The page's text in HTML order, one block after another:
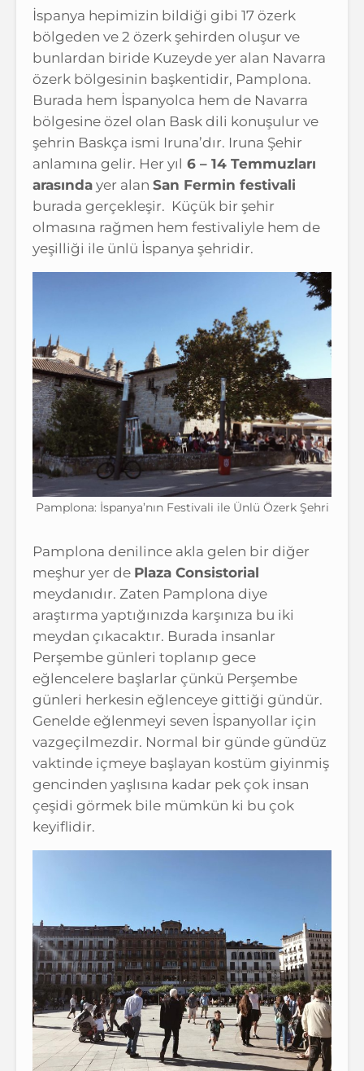
İspanya hepimizin bildiği gibi 17 özerk
bölgeden ve 2 özerk şehirden oluşur ve
bunlardan biride Kuzeyde yer alan Navarra
özerk bölgesinin başkentidir, Pamplona.
Burada hem İspanyolca hem de Navarra
bölgesine özel olan Bask dili konuşulur ve
şehrin Baskça ismi Iruna’dır. Iruna Şehir
anlamına gelir. Her yıl 6 – 14 Temmuzları
arasında yer alan San Fermin festivali
burada gerçekleşir. Küçük bir şehir
olmasına rağmen hem festivaliyle hem de
yeşilliği ile ünlü İspanya şehridir.
Pamplona: İspanya’nın Festivali ile Ünlü Özerk Şehri
Pamplona denilince akla gelen bir diğer
meşhur yer de Plaza Consistorial
meydanıdır. Zaten Pamplona diye
araştırma yaptığınızda karşınıza bu iki
meydan çıkacaktır. Burada insanlar
Perşembe günleri toplanıp gece
eğlencelere başlarlar çünkü Perşembe
günleri herkesin eğlenceye gittiği gündür.
Genelde eğlenmeyi seven İspanyollar için
vazgeçilmezdir. Normal bir günde gündüz
vaktinde içmeye başlayan kostüm giyinmiş
gencinden yaşlısına kadar pek çok insan
çeşidi görmek bile mümkün ki bu çok
keyiflidir.